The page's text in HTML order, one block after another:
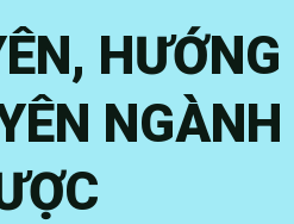
HƯỚNG
NGÀNH